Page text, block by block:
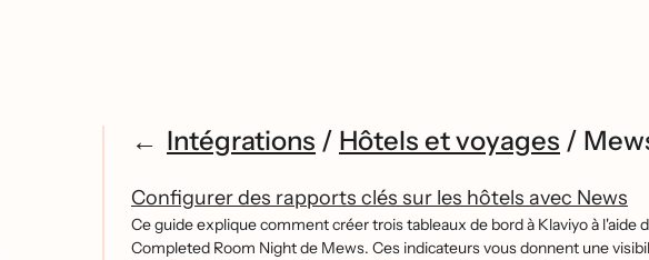
Intégrations / Hôtels et voyages /
Configurer des rapports clés sur les hôtels avec News
Ce guide explique comment créer trois tableaux de bord à Klaviyo à
Completed Room Night de Mews. Ces indicateurs vous donnent une